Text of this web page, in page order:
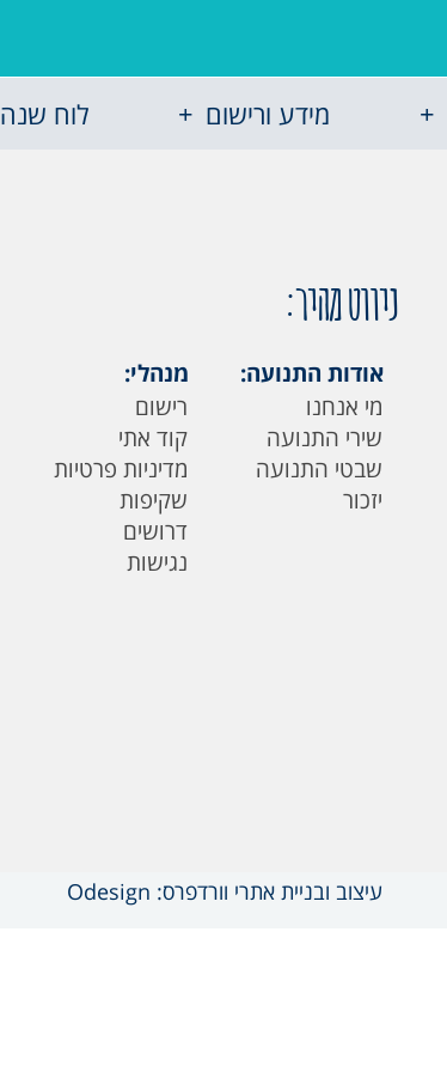
מידע ורישום לוח שנה
ניווט מהיר:
אודות התנועה:
מי אנחנו
שירי התנועה
שבטי התנועה
יזכור
מנהלי:
רישום
קוד אתי
מדיניות פרטיות
שקיפות
דרושים
נגישות
עיצוב ובניית אתרי וורדפרס: Odesign